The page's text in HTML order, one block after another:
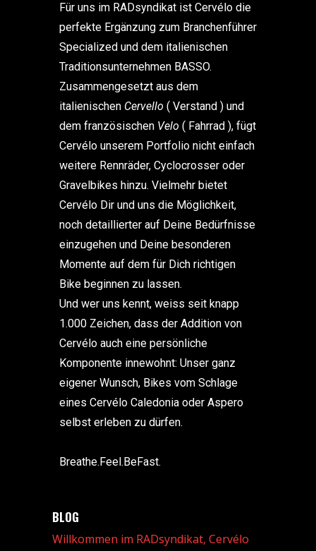
Für uns im RADsyndikat ist Cervélo die
perfekte Ergänzung zum Branchenführer
Specialized und dem italienischen
Traditionsunternehmen BASSO.
Zusammengesetzt aus dem
italienischen Cervello ( Verstand ) und
dem französischen Velo ( Fahrrad ), fügt
Cervélo unserem Portfolio nicht einfach
weitere Rennräder, Cyclocrosser oder
Gravelbikes hinzu. Vielmehr bietet
Cervélo Dir und uns die Möglichkeit,
noch detaillierter auf Deine Bedürfnisse
einzugehen und Deine besonderen
Momente auf dem für Dich richtigen
Bike beginnen zu lassen.
Und wer uns kennt, weiss seit knapp
1.000 Zeichen, dass der Addition von
Cervélo auch eine persönliche
Komponente innewohnt: Unser ganz
eigener Wunsch, Bikes vom Schlage
eines Cervélo Caledonia oder Aspero
selbst erleben zu dürfen.
Breathe.Feel.BeFast.
BLOG
Willkommen im RADsyndikat, Cervélo